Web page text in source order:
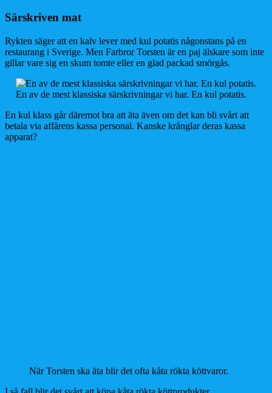
Särskriven mat
Rykten säger att en kalv lever med kul potatis någonstans på en
restaurang i Sverige. Men Farbror Torsten är en paj älskare som inte
gillar vare sig en skum tomte eller en glad packad smörgås.
En av de mest klassiska särskrivningar vi har. En kul potatis.
En kul klass går däremot bra att äta även om det kan bli svårt att
betala via affärens kassa personal. Kanske krånglar deras kassa
apparat?
När Torsten ska äta blir det ofta kåta rökta köttvaror.